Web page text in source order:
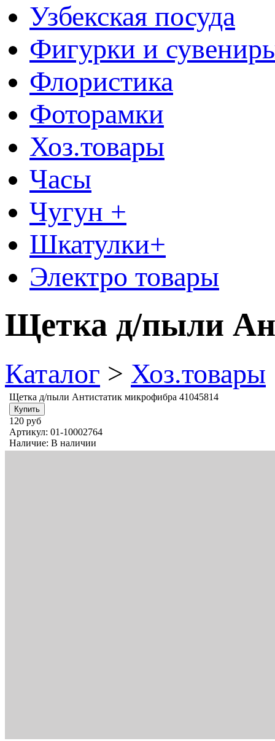
Узбекская посуда
Фигурки и
Флористика
Фоторамки
Хоз.товары
Часы
Чугун +
Шкатулки+
Электро товары
Щетка д/пыли
Каталог > Хоз.товары
Щетка д/пыли Антистатик микрофибра 41045814
120 руб
Артикул: 01-10002764
Наличие: В наличии